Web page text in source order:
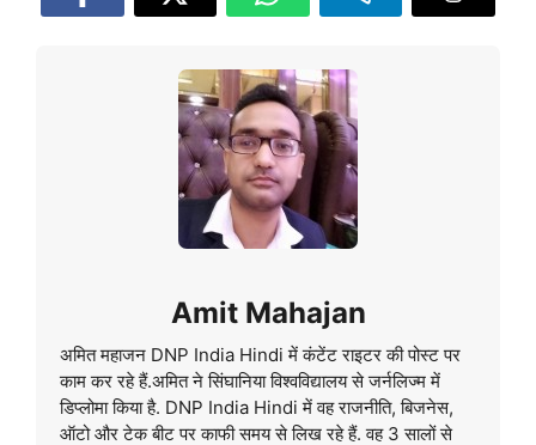
Amit Mahajan
अमित महाजन DNP India Hindi में कंटेंट राइटर की पोस्ट पर
काम कर रहे हैं.अमित ने सिंघानिया विश्वविद्यालय से जर्नलिज्म में
डिप्लोमा किया है. DNP India Hindi में वह राजनीति, बिजनेस,
ऑटो और टेक बीट पर काफी समय से लिख रहे हैं. वह 3 सालों से